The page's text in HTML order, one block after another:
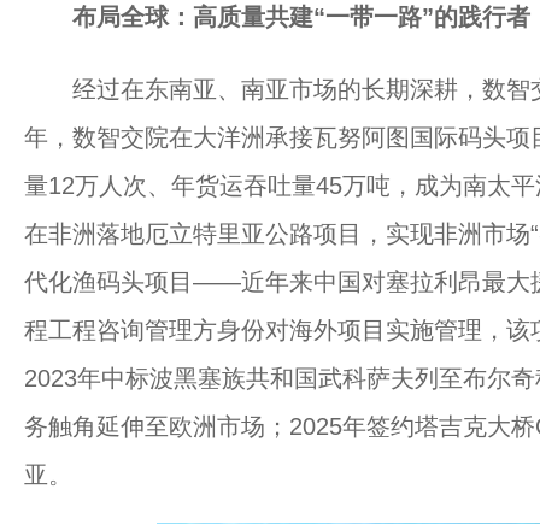
布局全球：高质量共建“一带一路”的践行者
经过在东南亚、南亚市场的长期深耕，数智
年，数智交院在大洋洲承接瓦努阿图国际码头
量12万人次、年货运吞吐量45万吨，成为南太
在非洲落地厄立特里亚公路项目，实现非洲市场
代化渔码头项目——近年来中国对塞拉利昂最大
程工程咨询管理方身份对海外项目实施管理，
2023年中标波黑塞族共和国武科萨夫列至布尔
务触角延伸至欧洲市场；2025年签约塔吉克大
亚。